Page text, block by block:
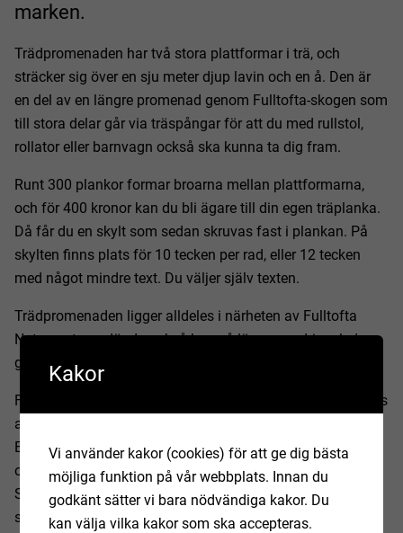
marken.
Trädpromenaden har två stora plattformar i trä, och
sträcker sig över en sju meter djup lavin och en å. Den är
en del av en längre promenad genom Fulltofta-skogen som
till stora delar går via träspångar för att du med rullstol,
rollator eller barnvagn också ska kunna ta dig fram.
Runt 300 plankor formar broarna mellan plattformarna,
och för 400 kronor kan du bli ägare till din egen träplanka.
Då får du en skylt som sedan skruvas fast i plankan. På
skylten finns plats för 10 tecken per rad, eller 12 tecken
med något mindre text. Du väljer själv texten.
Trädpromenaden ligger alldeles i närheten av Fulltofta
Naturcentrum där du också kan gå längs vandringsleder,
grilla och dricka kaffe.
Fulltofta trädpromenad byggdes år 2012 och finansierades
av länsstyrelsen som satsade 1,2 miljoner kronor av sina
EU-medel på projektet. Hörby kommun var projektägare
och bidrog med 650 000 kronor, medan
Sparbanksstiftelsen Färs och Frosta bidrog med samma
summa.
Kakor
Vi använder kakor (cookies) för att ge dig bästa
möjliga funktion på vår webbplats. Innan du
godkänt sätter vi bara nödvändiga kakor. Du
kan välja vilka kakor som ska accepteras.